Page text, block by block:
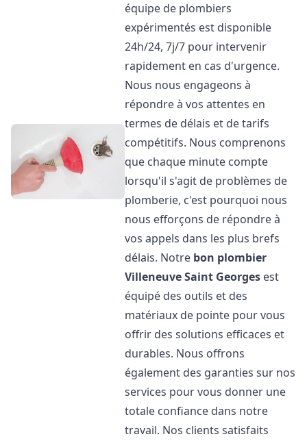
équipe de plombiers
expérimentés est disponible
24h/24, 7j/7 pour intervenir
rapidement en cas d'urgence.
Nous nous engageons à
répondre à vos attentes en
termes de délais et de tarifs
compétitifs. Nous comprenons
que chaque minute compte
lorsqu'il s'agit de problèmes de
plomberie, c'est pourquoi nous
nous efforçons de répondre à
vos appels dans les plus brefs
délais. Notre bon plombier
Villeneuve Saint Georges est
équipé des outils et des
matériaux de pointe pour vous
offrir des solutions efficaces et
durables. Nous offrons
également des garanties sur nos
services pour vous donner une
totale confiance dans notre
travail. Nos clients satisfaits